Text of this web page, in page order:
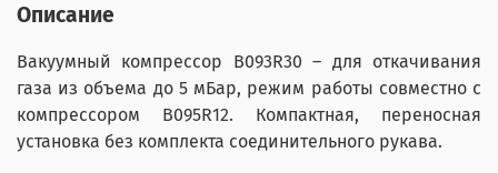
Описание
Вакуумный компрессор B093R30 – для откачивания
газа из объема до 5 мБар, режим работы совместно с
компрессором B095R12. Компактная, переносная
установка без комплекта соединительного рукава.